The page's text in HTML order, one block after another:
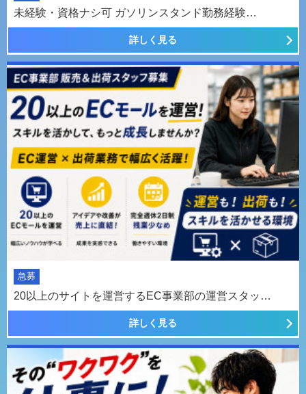
未経験・資格ナシ可 ガソリンスタンド勤務経験…
詳しく見る
急募
20以上のサイトを運営するEC事業部の運営スタッ…
詳しく見る